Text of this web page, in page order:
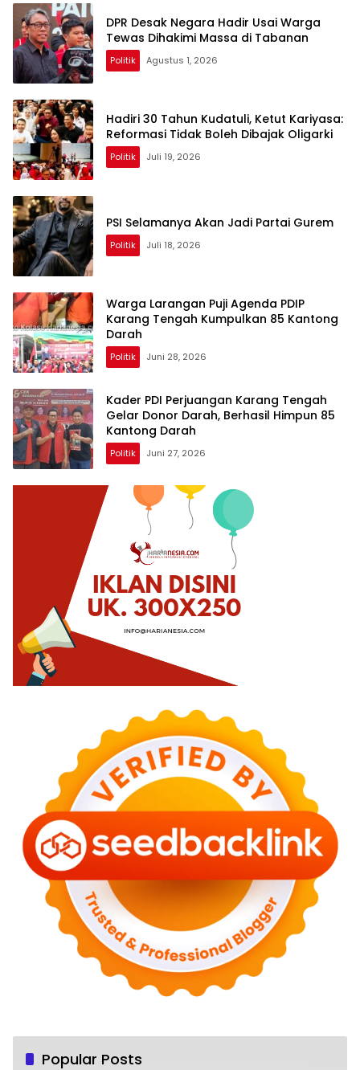
DPR Desak Negara Hadir Usai Warga
Tewas Dihakimi Massa di Tabanan
Politik Agustus 1, 2026
Hadiri 30 Tahun Kudatuli, Ketut Kariyasa:
Reformasi Tidak Boleh Dibajak Oligarki
Politik Juli 19, 2026
PSI Selamanya Akan Jadi Partai Gurem
Politik Juli 18, 2026
Warga Larangan Puji Agenda PDIP
Karang Tengah Kumpulkan 85 Kantong
Darah
Politik Juni 28, 2026
Kader PDI Perjuangan Karang Tengah
Gelar Donor Darah, Berhasil Himpun 85
Kantong Darah
Politik Juni 27, 2026
Popular Posts